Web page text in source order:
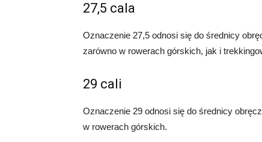
27,5 cala
Oznaczenie 27,5 odnosi się do średnicy
zarówno w rowerach górskich, jak i
29 cali
Oznaczenie 29 odnosi się do średnicy
w rowerach górskich.